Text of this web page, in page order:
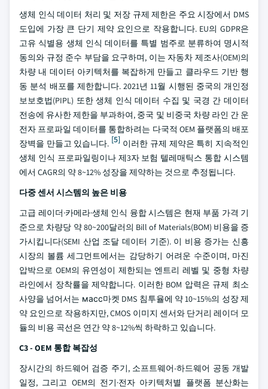
생체 인식 데이터 처리 및 저장 규제 제한은 주요 시장에서 DMS
도입에 가장 큰 단기 제약 요인으로 작용합니다. EU의 GDPR은
고유 식별용 생체 인식 데이터를 특별 범주로 분류하여 명시적
동의와 규정 준수 부담을 요구하며, 이는 자동차 제조사(OEM)의
차량 내 데이터 아키텍처를 복잡하게 만들고 클라우드 기반 행
동 분석 배포를 제한합니다. 2021년 11월 시행된 중국의 개인정
보보호법(PIPL) 또한 생체 인식 데이터 수집 및 국경 간 데이터
전송에 유사한 제한을 부과하여, 중국 및 비중국 차량 라인 간 운
전자 프로파일 데이터를 통합하려는 다국적 OEM 플랫폼의 배포
장벽을 만들고 있습니다. [5] 이러한 규제 제약은 특히 지속적인
생체 인식 프로파일링이나 제3자 보험 텔레매틱스 통합 시스템
에서 CAGR의 약 8~12% 성장을 제약하는 것으로 추정됩니다.
다중 센서 시스템의 높은 비용
고급 레이더·카메라·생체 인식 융합 시스템은 현재 부품 가격 기
준으로 차량당 약 80~200달러의 Bill of Materials(BOM) 비용을 증
가시킵니다(SEMI 산업 조달 데이터 기준). 이 비용 증가는 신흥
시장의 볼륨 세그먼트에서는 감당하기 어려운 수준이며, 마진
압박으로 OEM의 유연성이 제한되는 엔트리 레벨 및 중형 차량
라인에서 장착률을 제약합니다. 이러한 BOM 압력은 규제 최소
사양을 넘어서는 масс마켓 DMS 침투율에 약 10~15%의 성장 제
약 요인으로 작용하지만, CMOS 이미지 센서와 단거리 레이더 모
듈의 비용 곡선은 연간 약 8~12%씩 하락하고 있습니다.
C3 - OEM 통합 복잡성
장시간의 하드웨어 검증 주기, 소프트웨어-하드웨어 공동 개발
일정, 그리고 OEM의 전기·전자 아키텍처별 플랫폼 분산화는